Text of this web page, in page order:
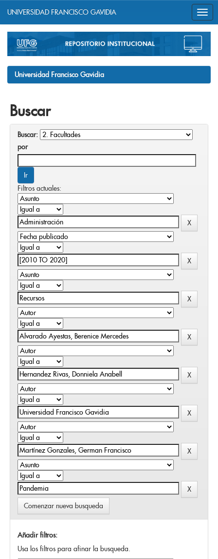
navigation
UNIVERSIDAD FRANCISCO GAVIDIA
Universidad Francisco Gavidia
Buscar
Buscar:
por
Filtros actuales:
Comenzar nueva busqueda
Añadir filtros:
Usa los filtros para afinar la busqueda.